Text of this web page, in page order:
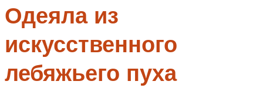
Одеяла из
искусственного
лебяжьего пуха